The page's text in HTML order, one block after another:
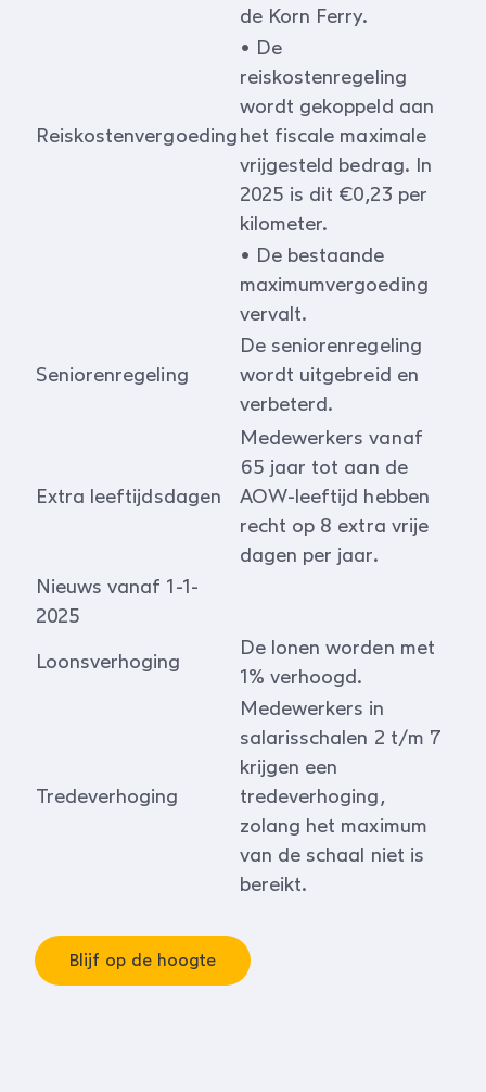
de Korn Ferry.
Reiskostenvergoeding
• De
reiskostenregeling
wordt gekoppeld aan
het fiscale maximale
vrijgesteld bedrag. In
2025 is dit €0,23 per
kilometer.
• De bestaande
maximumvergoeding
vervalt.
Seniorenregeling
De seniorenregeling
wordt uitgebreid en
verbeterd.
Extra leeftijdsdagen
Medewerkers vanaf
65 jaar tot aan de
AOW-leeftijd hebben
recht op 8 extra vrije
dagen per jaar.
Nieuws vanaf 1-1-
2025
Loonsverhoging
De lonen worden met
1% verhoogd.
Tredeverhoging
Medewerkers in
salarisschalen 2 t/m 7
krijgen een
tredeverhoging,
zolang het maximum
van de schaal niet is
bereikt.
Blijf op de hoogte